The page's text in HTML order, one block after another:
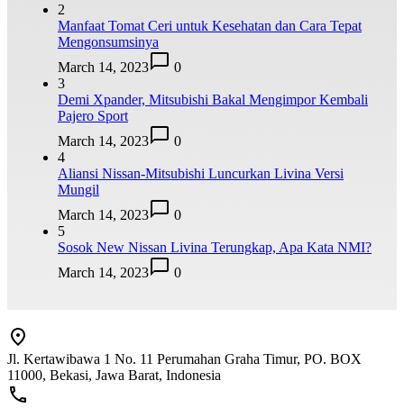
2
Manfaat Tomat Ceri untuk Kesehatan dan Cara Tepat
Mengonsumsinya
March 14, 2023
0
3
Demi Xpander, Mitsubishi Bakal Mengimpor Kembali
Pajero Sport
March 14, 2023
0
4
Aliansi Nissan-Mitsubishi Luncurkan Livina Versi
Mungil
March 14, 2023
0
5
Sosok New Nissan Livina Terungkap, Apa Kata NMI?
March 14, 2023
0
Jl. Kertawibawa 1 No. 11 Perumahan Graha Timur, PO. BOX
11000, Bekasi, Jawa Barat, Indonesia